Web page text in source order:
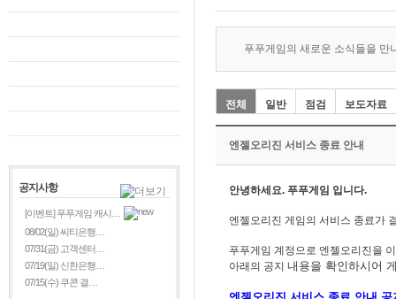
공지사항
[이벤트] 푸푸게임 캐시…
08/02(일) 씨티은행…
07/31(금) 고객센터…
07/19(일) 신한은행…
07/15(수) 쿠콘 결…
푸푸게임의 새로운 소식들을 만
전체 일반 점검 보도자료
엔젤오리진 서비스 종료 안내
안녕하세요. 푸푸게임 입니다.
엔젤오리진 게임의 서비스 종료가
푸푸게임 계정으로 엔젤오리진을
아래의 공지 내용을 확인하시어